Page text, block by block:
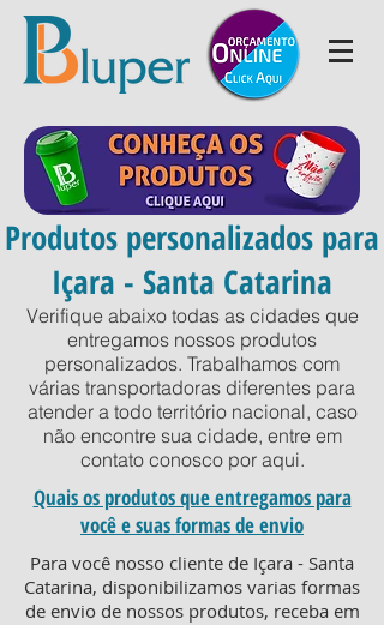
Produtos personalizados para
Içara - Santa Catarina
Verifique abaixo todas as cidades que
entregamos nossos produtos
personalizados. Trabalhamos com
várias transportadoras diferentes para
atender a todo território nacional, caso
não encontre sua cidade, entre em
contato conosco por aqui.
Para você nosso cliente de Içara - Santa
Catarina, disponibilizamos varias formas
de envio de nossos produtos, receba em
Quais os produtos que entregamos para
você e suas formas de envio